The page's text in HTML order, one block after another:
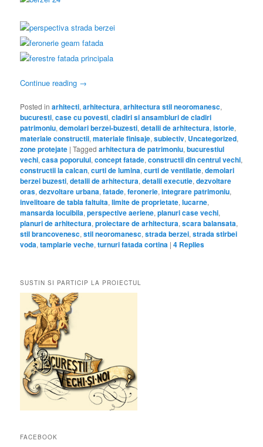
Continue reading →
Posted in arhitecti,arhitectura,arhitectura stil neoromanesc,
bucuresti,case cu povesti,cladiri si ansambluri de cladiri
patrimoniu,demolari berzei-buzesti,detalii de arhitectura,istorie,
materiale constructii,materiale finisaje,subiectiv, Uncategorized,
zone protejate |Tagged arhitectura de patrimoniu,bucurestiul
vechi,casa poporului,concept fatade,constructii din centrul vechi,
constructii la calcan,curti de lumina,curti de ventilatie,demolari
berzei buzesti,detalii de arhitectura,detalii executie,dezvoltare
oras,dezvoltare urbana,fatade,feronerie,integrare patrimoniu,
invelitoare de tabla faltuita,limite de proprietate,lucarne,
mansarda locuibila,perspective aeriene,planuri case vechi,
planuri de arhitectura,proiectare de arhitectura,scara balansata,
stil brancovenesc,stil neoromanesc,strada berzei,strada stirbei
voda,tamplarie veche,turnuri fatada cortina |4 Replies
SUSTIN SI PARTICIP LA PROIECTUL
FACEBOOK